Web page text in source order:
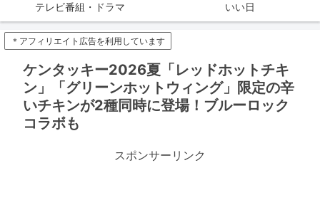
テレビ番組・ドラマ いい日
＊アフィリエイト広告を利用しています
ケンタッキー2026夏「レッドホットチキ
ン」「グリーンホットウィング」限定の辛
いチキンが2種同時に登場！ブルーロック
コラボも
スポンサーリンク